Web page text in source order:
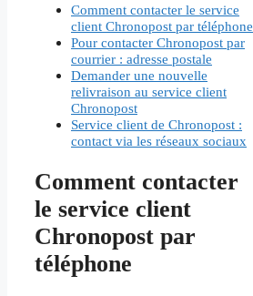
Comment contacter le service
client Chronopost par téléphone
Pour contacter Chronopost par
courrier : adresse postale
Demander une nouvelle
relivraison au service client
Chronopost
Service client de Chronopost :
contact via les réseaux sociaux
Comment contacter
le service client
Chronopost par
téléphone